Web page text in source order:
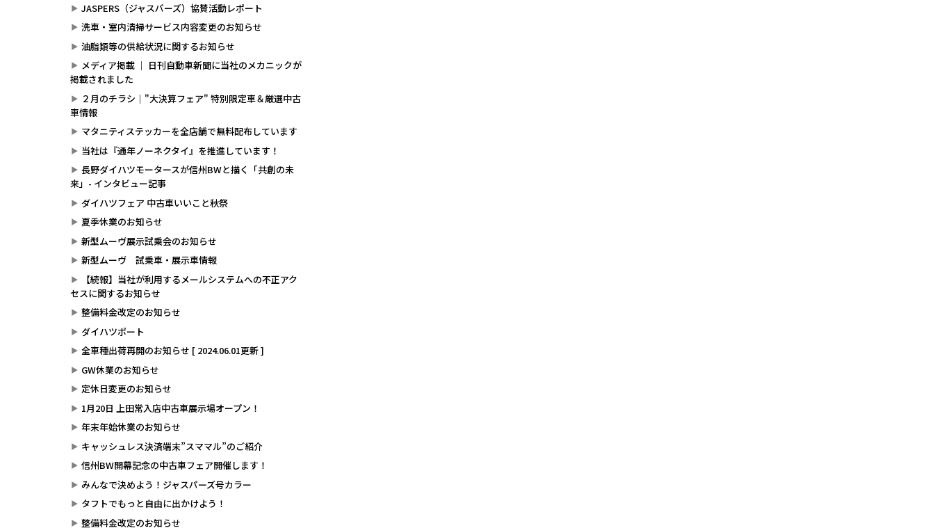
JASPERS（ジャスパーズ）協賛活動レポート
洗車・室内清掃サービス内容変更のお知らせ
油脂類等の供給状況に関するお知らせ
メディア掲載 ｜ 日刊自動車新聞に当社のメカニックが
掲載されました
２月のチラシ｜"大決算フェア" 特別限定車＆厳選中古
車情報
マタニティステッカーを全店舗で無料配布しています
当社は『通年ノーネクタイ』を推進しています！
長野ダイハツモータースが信州BWと描く「共創の未
来」- インタビュー記事
ダイハツフェア 中古車いいこと秋祭
夏季休業のお知らせ
新型ムーヴ展示試乗会のお知らせ
新型ムーヴ 試乗車・展示車情報
【続報】当社が利用するメールシステムへの不正アク
セスに関するお知らせ
整備料金改定のお知らせ
ダイハツポート
全車種出荷再開のお知らせ [ 2024.06.01更新 ]
GW休業のお知らせ
定休日変更のお知らせ
1月20日 上田常入店中古車展示場オープン！
年末年始休業のお知らせ
キャッシュレス決済端末”スママル”のご紹介
信州BW開幕記念の中古車フェア開催します！
みんなで決めよう！ジャスパーズ号カラー
タフトでもっと自由に出かけよう！
整備料金改定のお知らせ